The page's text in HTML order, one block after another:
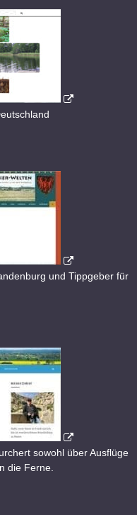
und Tippgeber für
sowohl über Ausflüge
die Ferne.